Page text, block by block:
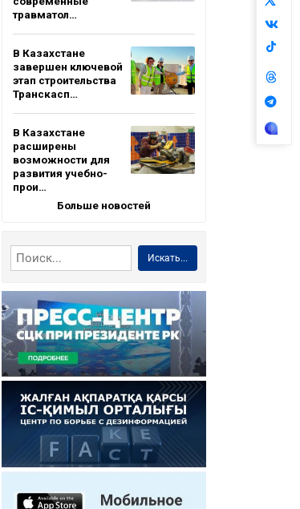
травматол…
В Казахстане
завершен ключевой
этап строительства
Транскасп…
В Казахстане
расширены
возможности для
развития учебно-
прои…
Больше новостей
Искать...